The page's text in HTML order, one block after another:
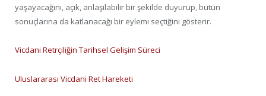
yaşayacağını, açık, anlaşılabilir bir şekilde duyurup, bütün
sonuçlarına da katlanacağı bir eylemi seçtiğini gösterir.
Vicdani Retrçiliğin Tarihsel Gelişim Süreci
Uluslararası Vicdani Ret Hareketi